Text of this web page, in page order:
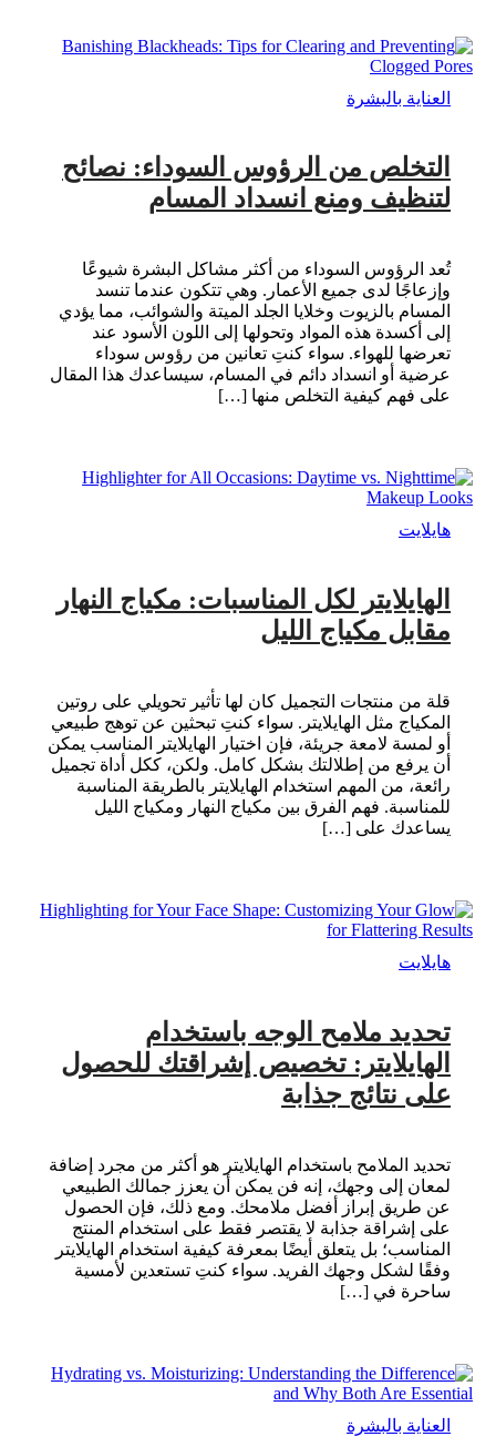
العناية بالبشرة
التخلص من الرؤوس السوداء: نصائح
لتنظيف ومنع انسداد المسام
تُعد الرؤوس السوداء من أكثر مشاكل البشرة شيوعًا
وإزعاجًا لدى جميع الأعمار. وهي تتكون عندما تنسد
المسام بالزيوت وخلايا الجلد الميتة والشوائب، مما يؤدي
إلى أكسدة هذه المواد وتحولها إلى اللون الأسود عند
تعرضها للهواء. سواء كنتِ تعانين من رؤوس سوداء
عرضية أو انسداد دائم في المسام، سيساعدك هذا المقال
على فهم كيفية التخلص منها […]
هايلايت
الهايلايتر لكل المناسبات: مكياج النهار
مقابل مكياج الليل
قلة من منتجات التجميل كان لها تأثير تحويلي على روتين
المكياج مثل الهايلايتر. سواء كنتِ تبحثين عن توهج طبيعي
أو لمسة لامعة جريئة، فإن اختيار الهايلايتر المناسب يمكن
أن يرفع من إطلالتك بشكل كامل. ولكن، ككل أداة تجميل
رائعة، من المهم استخدام الهايلايتر بالطريقة المناسبة
للمناسبة. فهم الفرق بين مكياج النهار ومكياج الليل
يساعدك على […]
هايلايت
تحديد ملامح الوجه باستخدام
الهايلايتر: تخصيص إشراقتك للحصول
على نتائج جذابة
تحديد الملامح باستخدام الهايلايتر هو أكثر من مجرد إضافة
لمعان إلى وجهك، إنه فن يمكن أن يعزز جمالك الطبيعي
عن طريق إبراز أفضل ملامحك. ومع ذلك، فإن الحصول
على إشراقة جذابة لا يقتصر فقط على استخدام المنتج
المناسب؛ بل يتعلق أيضًا بمعرفة كيفية استخدام الهايلايتر
وفقًا لشكل وجهك الفريد. سواء كنتِ تستعدين لأمسية
ساحرة في […]
العناية بالبشرة